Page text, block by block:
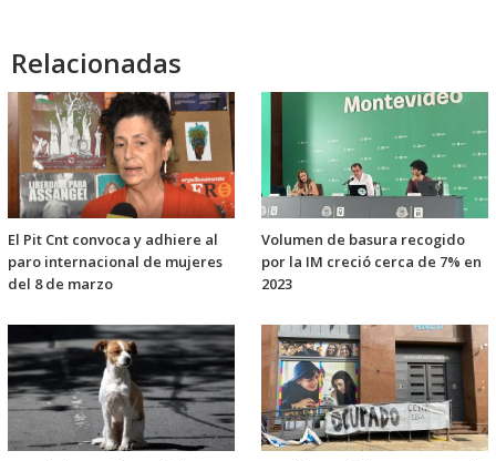
Relacionadas
El Pit Cnt convoca y adhiere al
paro internacional de mujeres
del 8 de marzo
Volumen de basura recogido
por la IM creció cerca de 7% en
2023